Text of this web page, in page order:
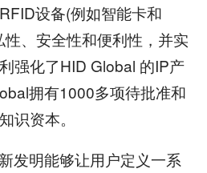
设备(例如智能卡和
、安全性和便利性，并实
强化了HID Global 的IP产
拥有1000多项待批准和
识资本。
明能够让用户定义一系